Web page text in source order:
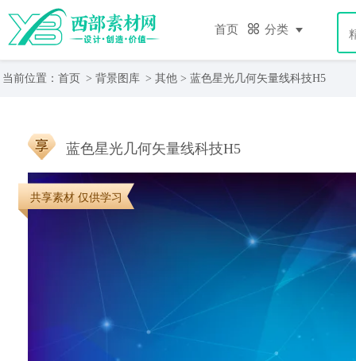
首页 分类
当前位置： 首页 > 背景图库 > 其他 > 蓝色星光几何矢量线科技H5
共享素材 仅供学习
蓝色星光几何矢量线科技H5